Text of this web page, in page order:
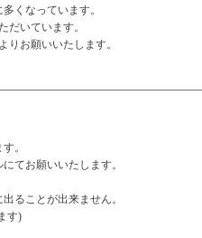
くなっています。
いています。
お願いいたします。
。
てお願いいたします。
ることが出来ません。
す)